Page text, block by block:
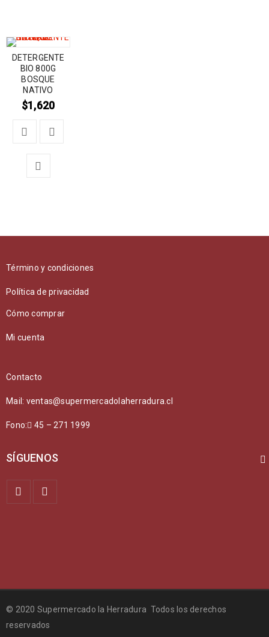
DETERGENTE
BIO 800G
BOSQUE
NATIVO
$1,620
Término y condiciones
Política de privacidad
Cómo comprar
Mi cuenta
Contacto
Mail: ventas@supermercadolaherradura.cl
Fono: 45 – 271 1999
SÍGUENOS
© 2020 Supermercado la Herradura Todos los derechos
reservados